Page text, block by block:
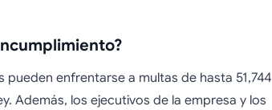
pueden enfrentarse a multas de hasta 51,744
Además, los ejecutivos de la empresa y los